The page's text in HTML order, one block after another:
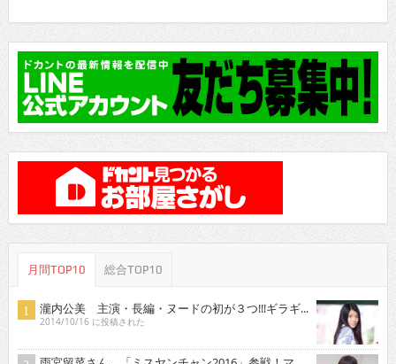
月間TOP10 総合TOP10
瀧内公美 主演・長編・ヌードの初が３つ!!!ギラギ...
2014/10/16 に投稿された